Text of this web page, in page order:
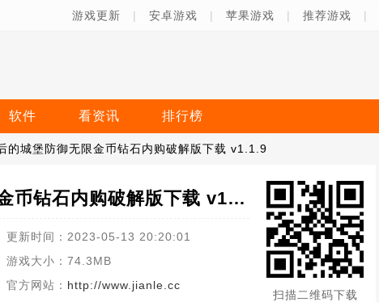
游戏更新 | 安卓游戏 | 苹果游戏 | 推荐游戏 |
软件 看资讯 排行榜
城堡防御无限金币钻石内购破解版下载 v1.1.9
最后的城堡防御无限金币钻石内购破解版下载 v1.1.9
更新时间： 2023-05-13 20:20:01
游戏大小： 74.3MB
官方网站： http://www.jianle.cc
扫描二维码下载